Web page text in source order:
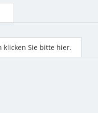
klicken Sie bitte hier.